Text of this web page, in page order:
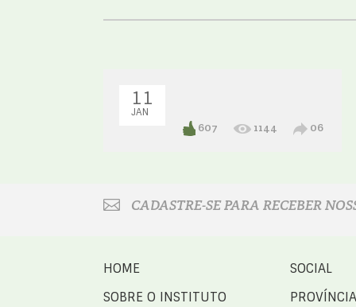
11
JAN
607 1144 06
CADASTRE-SE PARA RECEBER
HOME
SOBRE O INSTITUTO
SOCIAL